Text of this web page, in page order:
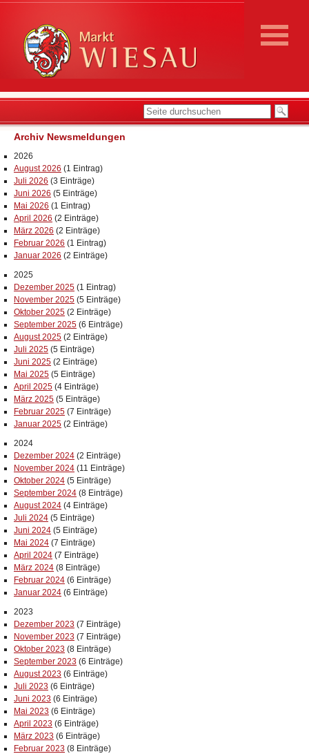
Archiv Newsmeldungen
2026
August 2026 (1 Eintrag)
Juli 2026 (3 Einträge)
Juni 2026 (5 Einträge)
Mai 2026 (1 Eintrag)
April 2026 (2 Einträge)
März 2026 (2 Einträge)
Februar 2026 (1 Eintrag)
Januar 2026 (2 Einträge)
2025
Dezember 2025 (1 Eintrag)
November 2025 (5 Einträge)
Oktober 2025 (2 Einträge)
September 2025 (6 Einträge)
August 2025 (2 Einträge)
Juli 2025 (5 Einträge)
Juni 2025 (2 Einträge)
Mai 2025 (5 Einträge)
April 2025 (4 Einträge)
März 2025 (5 Einträge)
Februar 2025 (7 Einträge)
Januar 2025 (2 Einträge)
2024
Dezember 2024 (2 Einträge)
November 2024 (11 Einträge)
Oktober 2024 (5 Einträge)
September 2024 (8 Einträge)
August 2024 (4 Einträge)
Juli 2024 (5 Einträge)
Juni 2024 (5 Einträge)
Mai 2024 (7 Einträge)
April 2024 (7 Einträge)
März 2024 (8 Einträge)
Februar 2024 (6 Einträge)
Januar 2024 (6 Einträge)
2023
Dezember 2023 (7 Einträge)
November 2023 (7 Einträge)
Oktober 2023 (8 Einträge)
September 2023 (6 Einträge)
August 2023 (6 Einträge)
Juli 2023 (6 Einträge)
Juni 2023 (6 Einträge)
Mai 2023 (6 Einträge)
April 2023 (6 Einträge)
März 2023 (6 Einträge)
Februar 2023 (8 Einträge)